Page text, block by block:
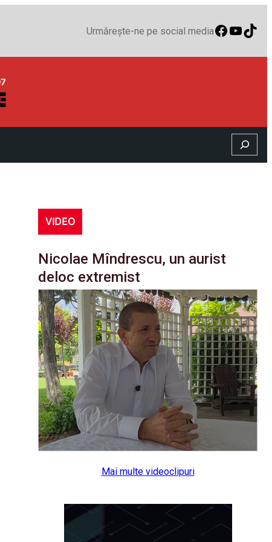
Urmărește-ne pe social media
Search
VIDEO
Nicolae Mîndrescu, un aurist
deloc extremist
Mai multe videoclipuri